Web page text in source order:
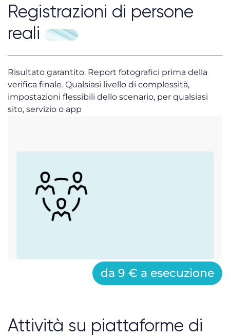
Registrazioni di persone
reali
Risultato garantito. Report fotografici prima della
verifica finale. Qualsiasi livello di complessità,
impostazioni flessibili dello scenario, per qualsiasi
sito, servizio o app
da 9 € a esecuzione
Attività su piattaforme di